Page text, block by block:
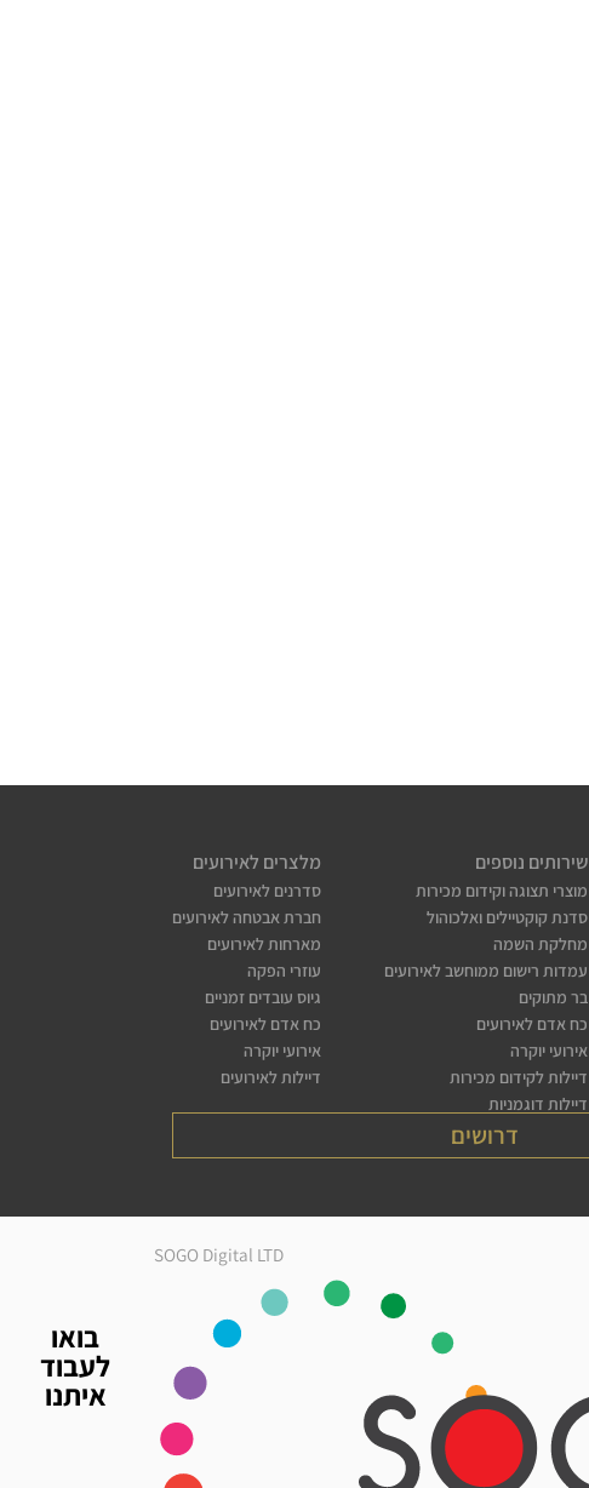
בואו
לעבוד
איתנו
שירותים נוספים
מוצרי תצוגה וקידום מכירות
סדנת קוקטיילים ואלכוהול
מחלקת השמה
עמדות רישום ממוחשב לאירועים
בר מתוקים
כח אדם לאירועים
אירועי יוקרה
דיילות לקידום מכירות
דיילות דוגמניות
מלצרים לאירועים
סדרנים לאירועים
חברת אבטחה לאירועים
מארחות לאירועים
עוזרי הפקה
גיוס עובדים זמניים
כח אדם לאירועים
אירועי יוקרה
דיילות לאירועים
דרושים
SOGO Digital LTD